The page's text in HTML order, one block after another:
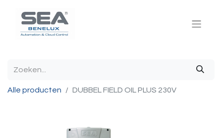
Alle producten DUBBEL FIELD OIL PLUS 230V